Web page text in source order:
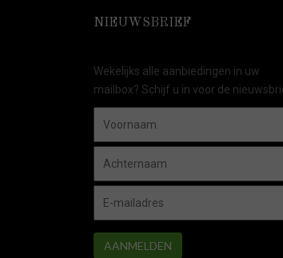
NIEUWSBRIEF
Wekelijks alle aanbiedingen in uw
mailbox? Schijf u in voor de
AANMELDEN